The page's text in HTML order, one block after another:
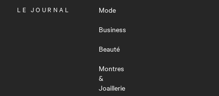
OUVRIR
LE JOURNAL
Mode
Business
Beauté
Montres
&
Joaillerie